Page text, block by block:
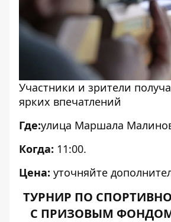
Участники и зрители
ярких впечатлений
Где:улица Маршала
Когда: 11:00.
Цена: уточняйте
ТУРНИР ПО
С ПРИЗОВЫМ ФОНДОМ